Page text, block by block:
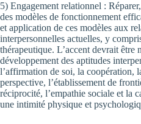
5) Engagement relationnel :
des modèles de fonctionnement
et application de ces modèles aux
interpersonnelles actuelles, y
thérapeutique. L’accent devrait être
développement des aptitudes
l’affirmation de soi, la coopération,
perspective, l’établissement de
réciprocité, l’empathie sociale et la
une intimité physique et